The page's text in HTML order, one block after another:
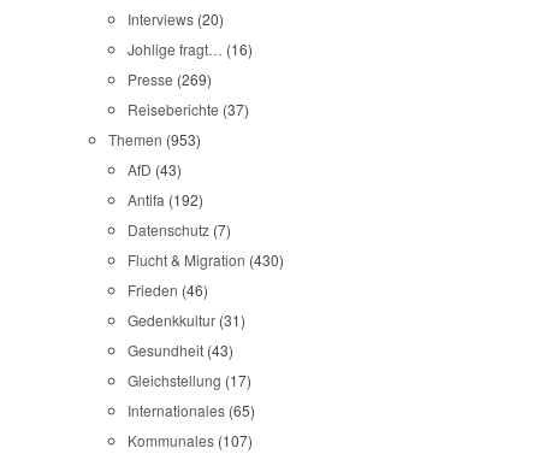
Interviews (20)
Johlige fragt… (16)
Presse (269)
Reiseberichte (37)
Themen (953)
AfD (43)
Antifa (192)
Datenschutz (7)
Flucht & Migration (430)
Frieden (46)
Gedenkkultur (31)
Gesundheit (43)
Gleichstellung (17)
Internationales (65)
Kommunales (107)